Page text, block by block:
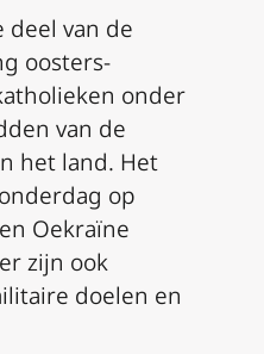
deel van de
oosters-
onder
van de
het land. Het
op
Oekraïne
zijn ook
doelen en